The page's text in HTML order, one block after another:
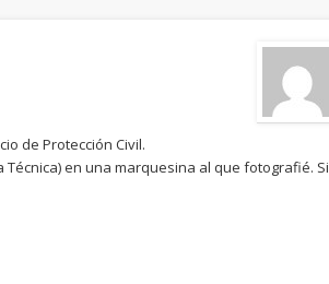
de Protección Civil.
en una marquesina al que fotografié. Si